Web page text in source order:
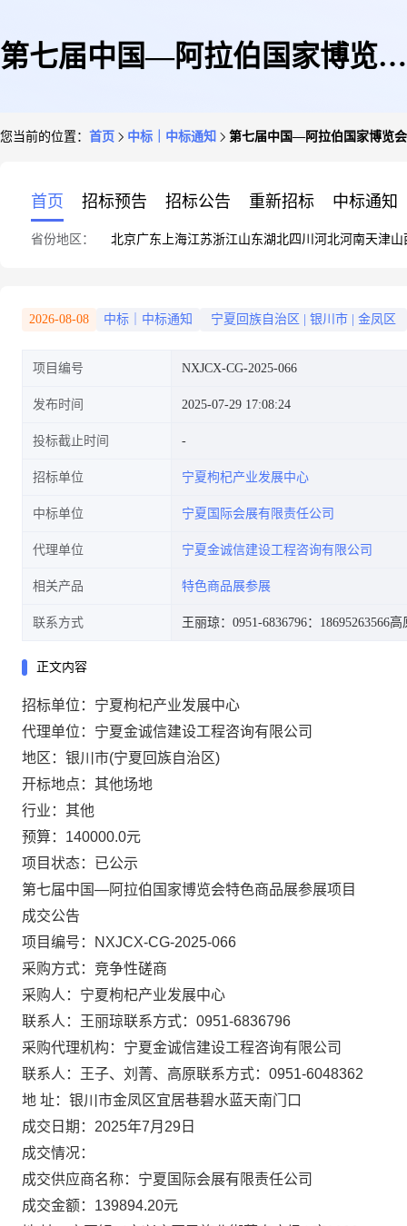
第七届中国—阿拉伯国家博览会
您当前的位置： 首页 中标｜中标通知 第七届中国—阿拉伯国家博览
首页 招标预告 招标公告 重新招标 中标通知
省份地区： 北京广东 上海江苏浙江山东湖北四川 河北河南天津山
2026-08-08 中标｜中标通知 宁夏回族自治区 银川市 金凤区
项目编号 NXJCX-CG-2025-066
发布时间 2025-07-29 17:08:24
投标截止时间
招标单位 宁夏枸杞产业发展中心
中标单位 宁夏国际会展有限责任公司
代理单位 宁夏金诚信建设工程咨询有限公司
相关产品 特色商品展参展
联系方式 王丽琼：0951-6836796：18695263566高
正文内容
招标单位：宁夏枸杞产业发展中心
代理单位：宁夏金诚信建设工程咨询有限公司
地区：银川市(宁夏回族自治区)
开标地点：其他场地
行业：其他
预算：140000.0元
项目状态：已公示
第七届中国—阿拉伯国家博览会特色商品展参展项目
成交公告
项目编号：
NXJCX-CG-2025-066
采购方式： 竞争性磋商
采购人： 宁夏枸杞产业发展中心
联系人：
王丽琼联系方式： 0951-6836796
采购代理机构：宁夏金诚信建设工程咨询有限公司
联系人：王子、刘菁、高原联系方式： 0951-6048362
地 址：银川市金凤区宜居巷碧水蓝天南门口
成交日期： 2025年7月 29 日
成交情况：
成交供应商名称： 宁夏国际会展有限责任公司
成交金额 ： 139894.20元